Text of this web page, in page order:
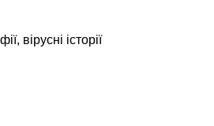
вірусні історії